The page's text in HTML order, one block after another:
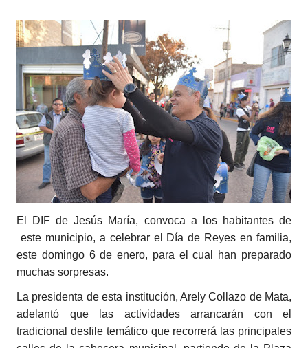
El DIF de Jesús María, convoca a los habitantes de
este municipio, a celebrar el Día de Reyes en familia,
este domingo 6 de enero, para el cual han preparado
muchas sorpresas.
La presidenta de esta institución, Arely Collazo de Mata,
adelantó que las actividades arrancarán con el
tradicional desfile temático que recorrerá las principales